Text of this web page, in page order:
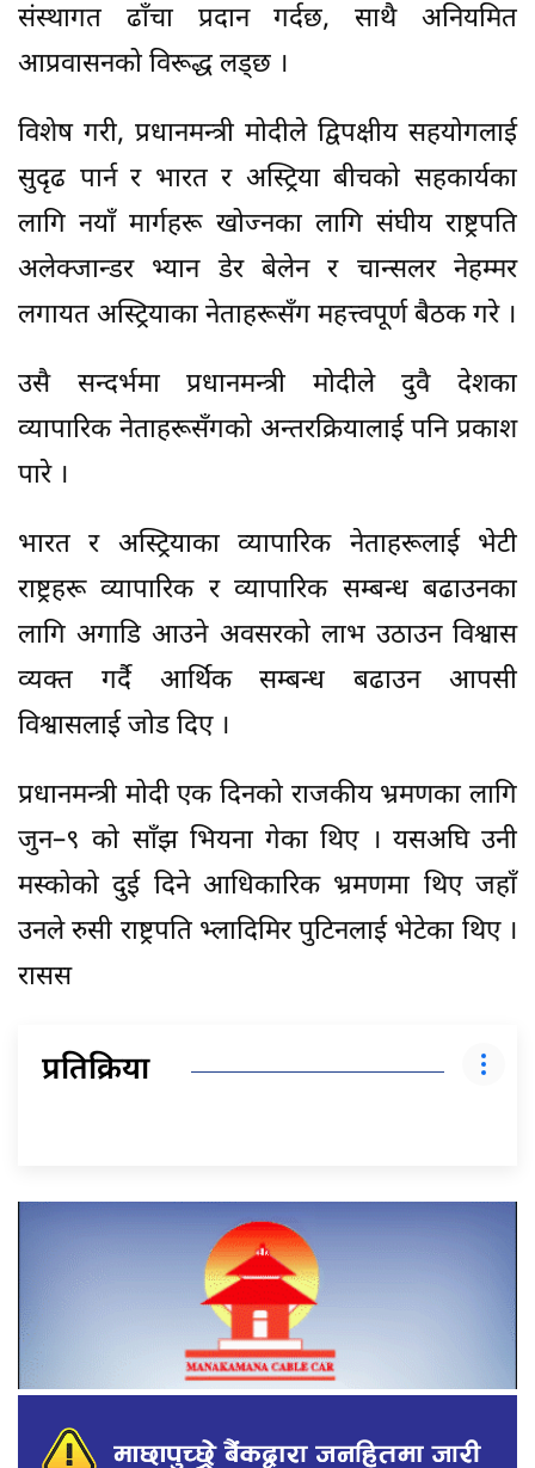
संस्थागत ढाँचा प्रदान गर्दछ, साथै अनियमित
आप्रवासनको विरूद्ध लड्छ ।
विशेष गरी, प्रधानमन्त्री मोदीले द्विपक्षीय सहयोगलाई
सुदृढ पार्न र भारत र अस्ट्रिया बीचको सहकार्यका
लागि नयाँ मार्गहरू खोज्नका लागि संघीय राष्ट्रपति
अलेक्जान्डर भ्यान डेर बेलेन र चान्सलर नेहम्मर
लगायत अस्ट्रियाका नेताहरूसँग महत्त्वपूर्ण बैठक गरे ।
उसै सन्दर्भमा प्रधानमन्त्री मोदीले दुवै देशका
व्यापारिक नेताहरूसँगको अन्तरक्रियालाई पनि प्रकाश
पारे ।
भारत र अस्ट्रियाका व्यापारिक नेताहरूलाई भेटी
राष्ट्रहरू व्यापारिक र व्यापारिक सम्बन्ध बढाउनका
लागि अगाडि आउने अवसरको लाभ उठाउन विश्वास
व्यक्त गर्दै आर्थिक सम्बन्ध बढाउन आपसी
विश्वासलाई जोड दिए ।
प्रधानमन्त्री मोदी एक दिनको राजकीय भ्रमणका लागि
जुन–९ को साँझ भियना गेका थिए । यसअघि उनी
मस्कोको दुई दिने आधिकारिक भ्रमणमा थिए जहाँ
उनले रुसी राष्ट्रपति भ्लादिमिर पुटिनलाई भेटेका थिए ।
रासस
प्रतिक्रिया